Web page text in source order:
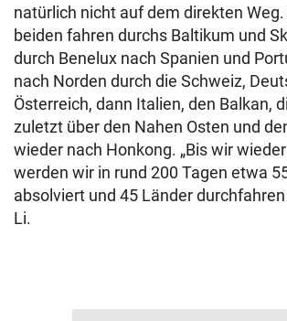
natürlich nicht auf dem direkten
beiden fahren durchs Baltikum und
durch Benelux nach Spanien und
nach Norden durch die Schweiz,
Österreich, dann Italien, den Balkan,
zuletzt über den Nahen Osten und
wieder nach Honkong. „Bis wir
werden wir in rund 200 Tagen etwa
absolviert und 45 Länder durchfahren
Li.